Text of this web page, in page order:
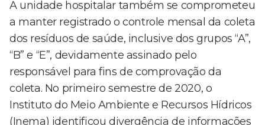
A unidade hospitalar também se comprometeu
a manter registrado o controle mensal da coleta
dos resíduos de saúde, inclusive dos grupos “A”,
“B” e “E”, devidamente assinado pelo
responsável para fins de comprovação da
coleta. No primeiro semestre de 2020, o
Instituto do Meio Ambiente e Recursos Hídricos
(Inema) identificou divergência de informações